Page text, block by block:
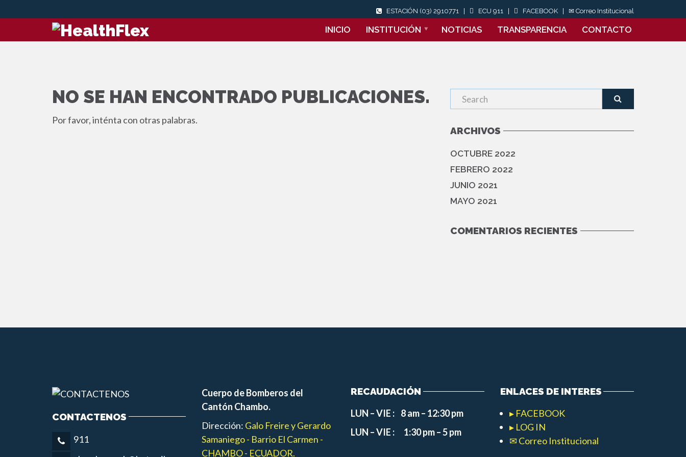
ESTACIÓN (03) 2910771 | ECU 911 FACEBOOK ✉ Correo Institucional
INICIO INSTITUCIÓN NOTICIAS TRANSPARENCIA CONTACTO
NO SE HAN ENCONTRADO PUBLICACIONES.
Por favor, inténta con otras palabras.
ARCHIVOS
OCTUBRE 2022
FEBRERO 2022
JUNIO 2021
MAYO 2021
COMENTARIOS RECIENTES
CONTACTENOS
911
Cuerpo de Bomberos del
Cantón Chambo.
Dirección: Galo Freire y Gerardo
Samaniego - Barrio El Carmen -
CHAMBO - ECUADOR.
RECAUDACIÓN
LUN – VIE : 8 am – 12:30 pm
LUN – VIE : 1:30 pm – 5 pm
ENLACES DE INTERES
▸ FACEBOOK
▸ LOG IN
✉ Correo Institucional